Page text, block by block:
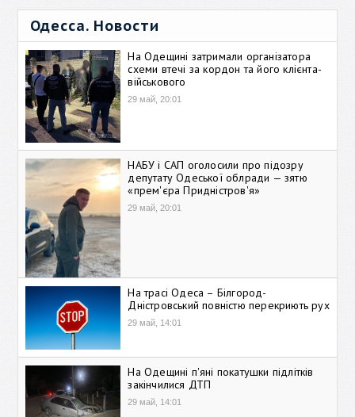
Одесса. Новости
На Одещині затримали організатора
схеми втечі за кордон та його клієнта-
військового
29 май, 20:01
НАБУ і САП оголосили про підозру
депутату Одеської облради — зятю
«прем'єра Придністров'я»
29 май, 20:01
На трасі Одеса – Білгород-
Дністровський повністю перекриють рух
29 май, 14:01
На Одещині п'яні покатушки підлітків
закінчилися ДТП
29 май, 14:01